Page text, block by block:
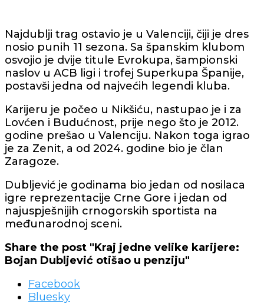
Najdublji trag ostavio je u Valenciji, čiji je dres
nosio punih 11 sezona. Sa španskim klubom
osvojio je dvije titule Evrokupa, šampionski
naslov u ACB ligi i trofej Superkupa Španije,
postavši jedna od najvećih legendi kluba.
Karijeru je počeo u Nikšiću, nastupao je i za
Lovćen i Budućnost, prije nego što je 2012.
godine prešao u Valenciju. Nakon toga igrao
je za Zenit, a od 2024. godine bio je član
Zaragoze.
Dubljević je godinama bio jedan od nosilaca
igre reprezentacije Crne Gore i jedan od
najuspješnijih crnogorskih sportista na
međunarodnoj sceni.
Share the post "Kraj jedne velike karijere:
Bojan Dubljević otišao u penziju"
Facebook
Bluesky